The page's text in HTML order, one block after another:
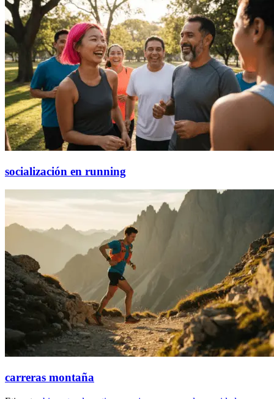
socialización en running
carreras montaña